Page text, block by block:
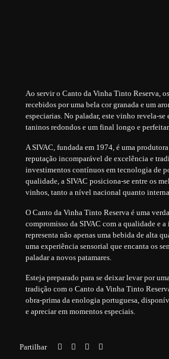
Ao servir o Canto da Vinha Tinto Reserva,
recebidos por uma bela cor granada e um
especiarias. No paladar, este vinho revela-se
taninos redondos e um final longo e
A SIVAC, fundada em 1974, é uma
reputação incomparável de excelência e
investimentos contínuos em tecnologia de
qualidade, a SIVAC posiciona-se entre os
vinhos, tanto a nível nacional quanto
O Canto da Vinha Tinto Reserva é uma
compromisso da SIVAC com a qualidade e
representa não apenas uma bebida de alta
uma experiência sensorial que encanta os
paladar a novos patamares.
Esteja preparado para se deixar levar por
tradição com o Canto da Vinha Tinto
obra-prima da enologia portuguesa,
e apreciar em momentos especiais.
Partilhar